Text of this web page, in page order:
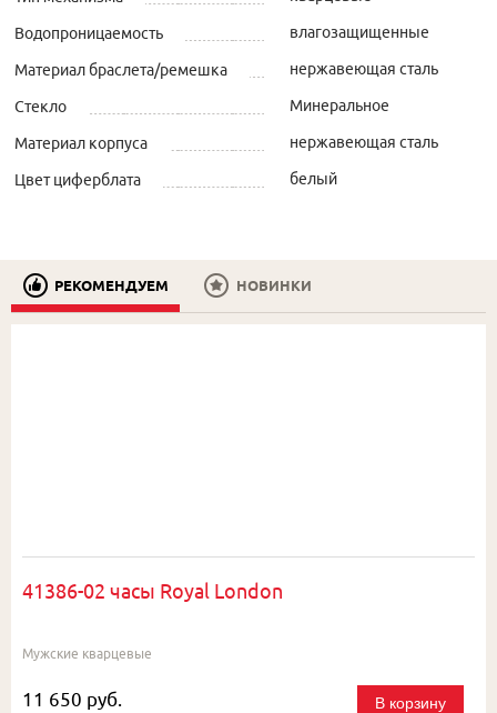
Водопроницаемость влагозащищенные
Материал браслета/ремешка нержавеющая сталь
Стекло Минеральное
Материал корпуса нержавеющая сталь
Цвет циферблата белый
РЕКОМЕНДУЕМ НОВИНКИ
41386-02 часы Royal London
Мужские кварцевые
11 650 руб. В корзину